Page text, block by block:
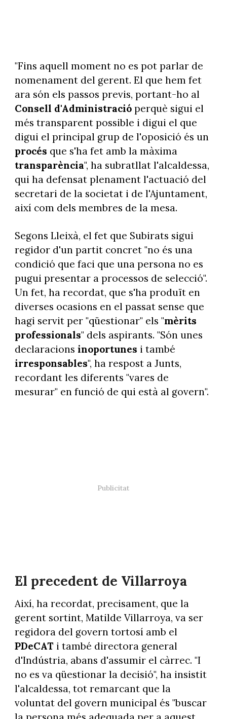
"Fins aquell moment no es pot parlar de
nomenament del gerent. El que hem fet
ara són els passos previs, portant-ho al
Consell d'Administracióperquè sigui el
més transparent possible i digui el que
digui el principal grup de l'oposició és un
procés que s'ha fet amb la màxima
transparència", ha subratllat l'alcaldessa,
qui ha defensat plenament l'actuació del
secretari de la societat i de l'Ajuntament,
així com dels membres de la mesa.
Segons Lleixà, el fet que Subirats sigui
regidor d'un partit concret "no és una
condició que faci que una persona no es
pugui presentar a processos de selecció".
Un fet, ha recordat, que s'ha produït en
diverses ocasions en el passat sense que
hagi servit per "qüestionar" els "mèrits
professionals" dels aspirants. "Són unes
declaracions inoportunes i també
irresponsables", ha respost a Junts,
recordant les diferents "vares de
mesurar" en funció de qui està al govern".
El precedent de Villarroya
Així, ha recordat, precisament, que la
gerent sortint, Matilde Villarroya, va ser
regidora del govern tortosí amb el
PDeCAT i també directora general
d'Indústria, abans d'assumir el càrrec. "I
no es va qüestionar la decisió", ha insistit
l'alcaldessa, tot remarcant que la
voluntat del govern municipal és "buscar